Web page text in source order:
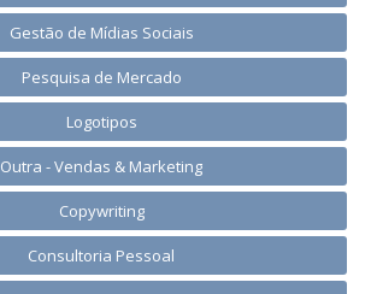
Gestão de Mídias Sociais
Pesquisa de Mercado
Logotipos
Outra - Vendas & Marketing
Copywriting
Consultoria Pessoal